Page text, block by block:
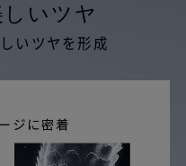
いツヤ
いツヤを形成